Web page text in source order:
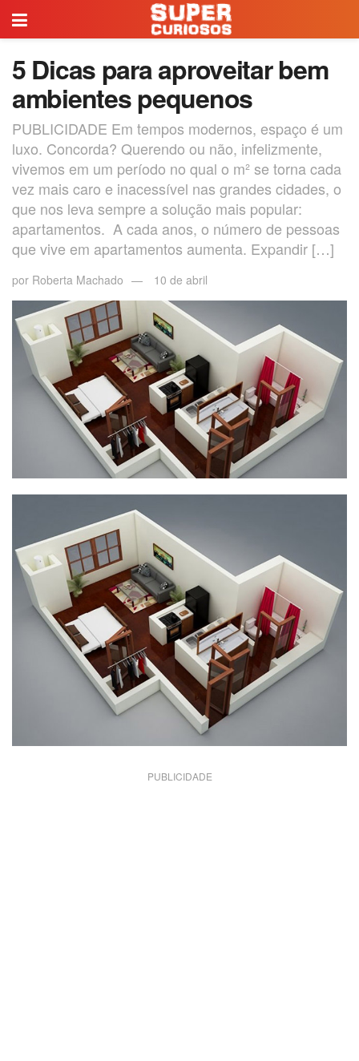
5 Dicas para aproveitar bem
ambientes pequenos
PUBLICIDADE Em tempos modernos, espaço é um
luxo. Concorda? Querendo ou não, infelizmente,
vivemos em um período no qual o m² se torna cada
vez mais caro e inacessível nas grandes cidades, o
que nos leva sempre a solução mais popular:
apartamentos. A cada anos, o número de pessoas
que vive em apartamentos aumenta. Expandir […]
por Roberta Machado 10 de abril
PUBLICIDADE